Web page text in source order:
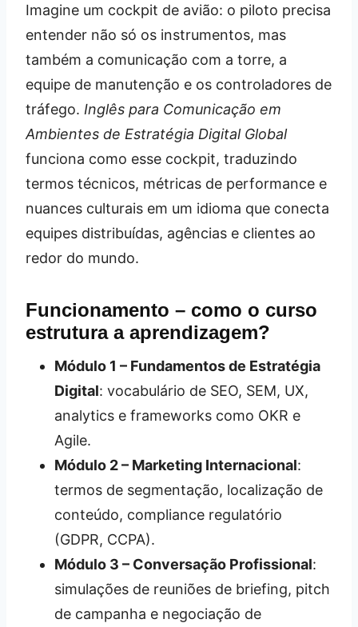
Imagine um cockpit de avião: o piloto precisa
entender não só os instrumentos, mas
também a comunicação com a torre, a
equipe de manutenção e os controladores de
tráfego. Inglês para Comunicação em
Ambientes de Estratégia Digital Global
funciona como esse cockpit, traduzindo
termos técnicos, métricas de performance e
nuances culturais em um idioma que conecta
equipes distribuídas, agências e clientes ao
redor do mundo.
Funcionamento – como o curso
estrutura a aprendizagem?
Módulo 1 – Fundamentos de Estratégia
Digital: vocabulário de SEO, SEM, UX,
analytics e frameworks como OKR e
Agile.
Módulo 2 – Marketing Internacional:
termos de segmentação, localização de
conteúdo, compliance regulatório
(GDPR, CCPA).
Módulo 3 – Conversação Profissional:
simulações de reuniões de briefing, pitch
de campanha e negociação de